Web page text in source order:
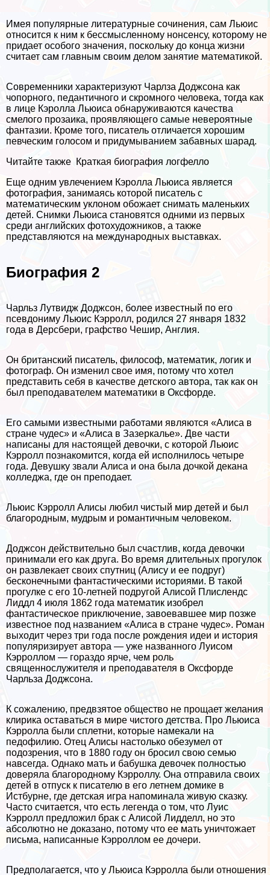
Имея популярные литературные сочинения, сам Льюис
относится к ним к бессмысленному нонсенсу, которому не
придает особого значения, поскольку до конца жизни
считает сам главным своим делом занятие математикой.
Современники хаpaктеризуют Чарлза Доджсона как
чопopного, педантичного и скромного человека, тогда как
в лице Кэролла Льюиса обнаруживаются качества
смелого прозаика, проявляющего самые невероятные
фантазии. Кроме того, писатель отличается хорошим
певческим голосом и придумыванием забавных шарад.
Читайте также Краткая биография логфелло
Еще одним увлечением Кэролла Льюиса является
фотография, занимаясь которой писатель с
математическим уклоном обожает снимать маленьких
детей. Снимки Льюиса становятся одними из первых
среди английских фотохудожников, а также
представляются на международных выставках.
Биография 2
Чарльз Лутвидж Доджсон, более известный по его
псевдониму Льюис Кэрролл, родился 27 января 1832
года в Дерсбери, графство Чешир, Англия.
Он британский писатель, философ, математик, логик и
фотограф. Он изменил свое имя, потому что хотел
представить себя в качестве детского автора, так как он
был преподавателем математики в Оксфорде.
Его самыми известными работами являются «Алиса в
стране чудес» и «Алиса в Зазеркалье». Две части
написаны для настоящей дeвoчки, с которой Льюис
Кэрролл познакомится, когда ей исполнилось четыре
года. Дeвyшку звали Алиса и она была дочкой декана
колледжа, где он преподает.
Льюис Кэрролл Алисы любил чистый мир детей и был
благородным, мудрым и романтичным человеком.
Доджсон действительно был счастлив, когда дeвoчки
принимали его как друга. Во время длительных прогулок
он развлекает своих спутниц (Алису и ее подруг)
бесконечными фантастическими историями. В такой
прогулке с его 10-летней подругой Алисой Плислендс
Лиддл 4 июля 1862 года математик изобрел
фантастическое приключение, завоевавшее мир позже
известное под названием «Алиса в стране чудес». Роман
выходит через три года после рождения идеи и история
популяризирует автора — уже названного Луисом
Кэрроллом — гораздо ярче, чем роль
священнослужителя и преподавателя в Оксфорде
Чарльза Доджсона.
К сожалению, предвзятое общество не прощает желания
клирика оставаться в мире чистого детства. Про Льюиса
Кэрролла были сплетни, которые намекали на
пeдoфилию. Отец Алисы настолько обезумел от
подозрения, что в 1880 году он бросил свою семью
навсегда. Однако мать и бабушка девочек полностью
доверяла благородному Кэрроллу. Она отправила своих
детей в отпуск к писателю в его летнем домике в
Истбурне, где детская игра напоминала живую сказку.
Часто считается, что есть легенда о том, что Луис
Кэрролл предложил бpaк с Алисой Лидделл, но это
абсолютно не доказано, потому что ее мать уничтожает
письма, написанные Кэрроллом ее дочери.
Предполагается, что у Льюиса Кэрролла были отношения